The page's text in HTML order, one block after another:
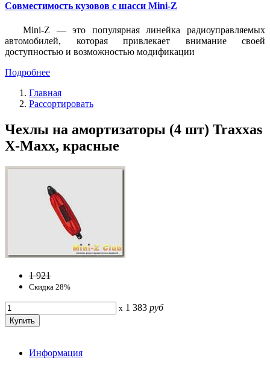
Совместимость кузовов с шасси Mini-Z
Mini-Z — это популярная линейка радиоуправляемых
автомобилей, которая привлекает внимание своей
доступностью и возможностью модификации
Подробнее
Главная
Рассортировать
Чехлы на амортизаторы (4 шт) Traxxas
X-Maxx, красные
1 921
Скидка 28%
x 1 383 руб
Информация